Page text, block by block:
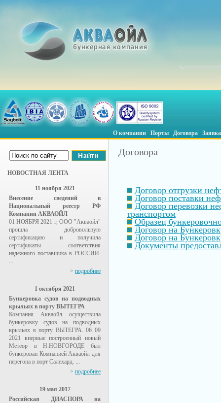
О компании Порты Договора Заявка
НОВОСТНАЯ ЛЕНТА
11 ноября 2021
Внесение сведений в
Национальный реестр РФ
Компании АКВАОЙЛ
01 НОЯБРЯ 2021 г, ООО "Акваойл"
прошла добровольную
сертификацию и получила
сертификаты соответствия
надежного поставщика в РОССИИ.
...
> подробнее
1 октября 2021
Бункеровка судов на подводных
крыльях в порту ВЫТЕГРА
Компания Акваойл осуществила
бункеровку судов на подводных
крыльях в порту ВЫТЕГРА. 06 09
2021 впервые построенный новый
Метеор в Н.НОВГОРОДЕ был
бункерован Компанией Акваойл для
перегона в порт Салехард. ...
> подробнее
19 мая 2017
Российская ДИАСПОРА на
Договора
Договор отгрузки
Договор поставки
Договор перевозки
транспортом
Образец
Договор на
Договор на
Документы